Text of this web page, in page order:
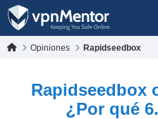
Opiniones Rapidseedbox
Rapidseedbox
¿Por qué